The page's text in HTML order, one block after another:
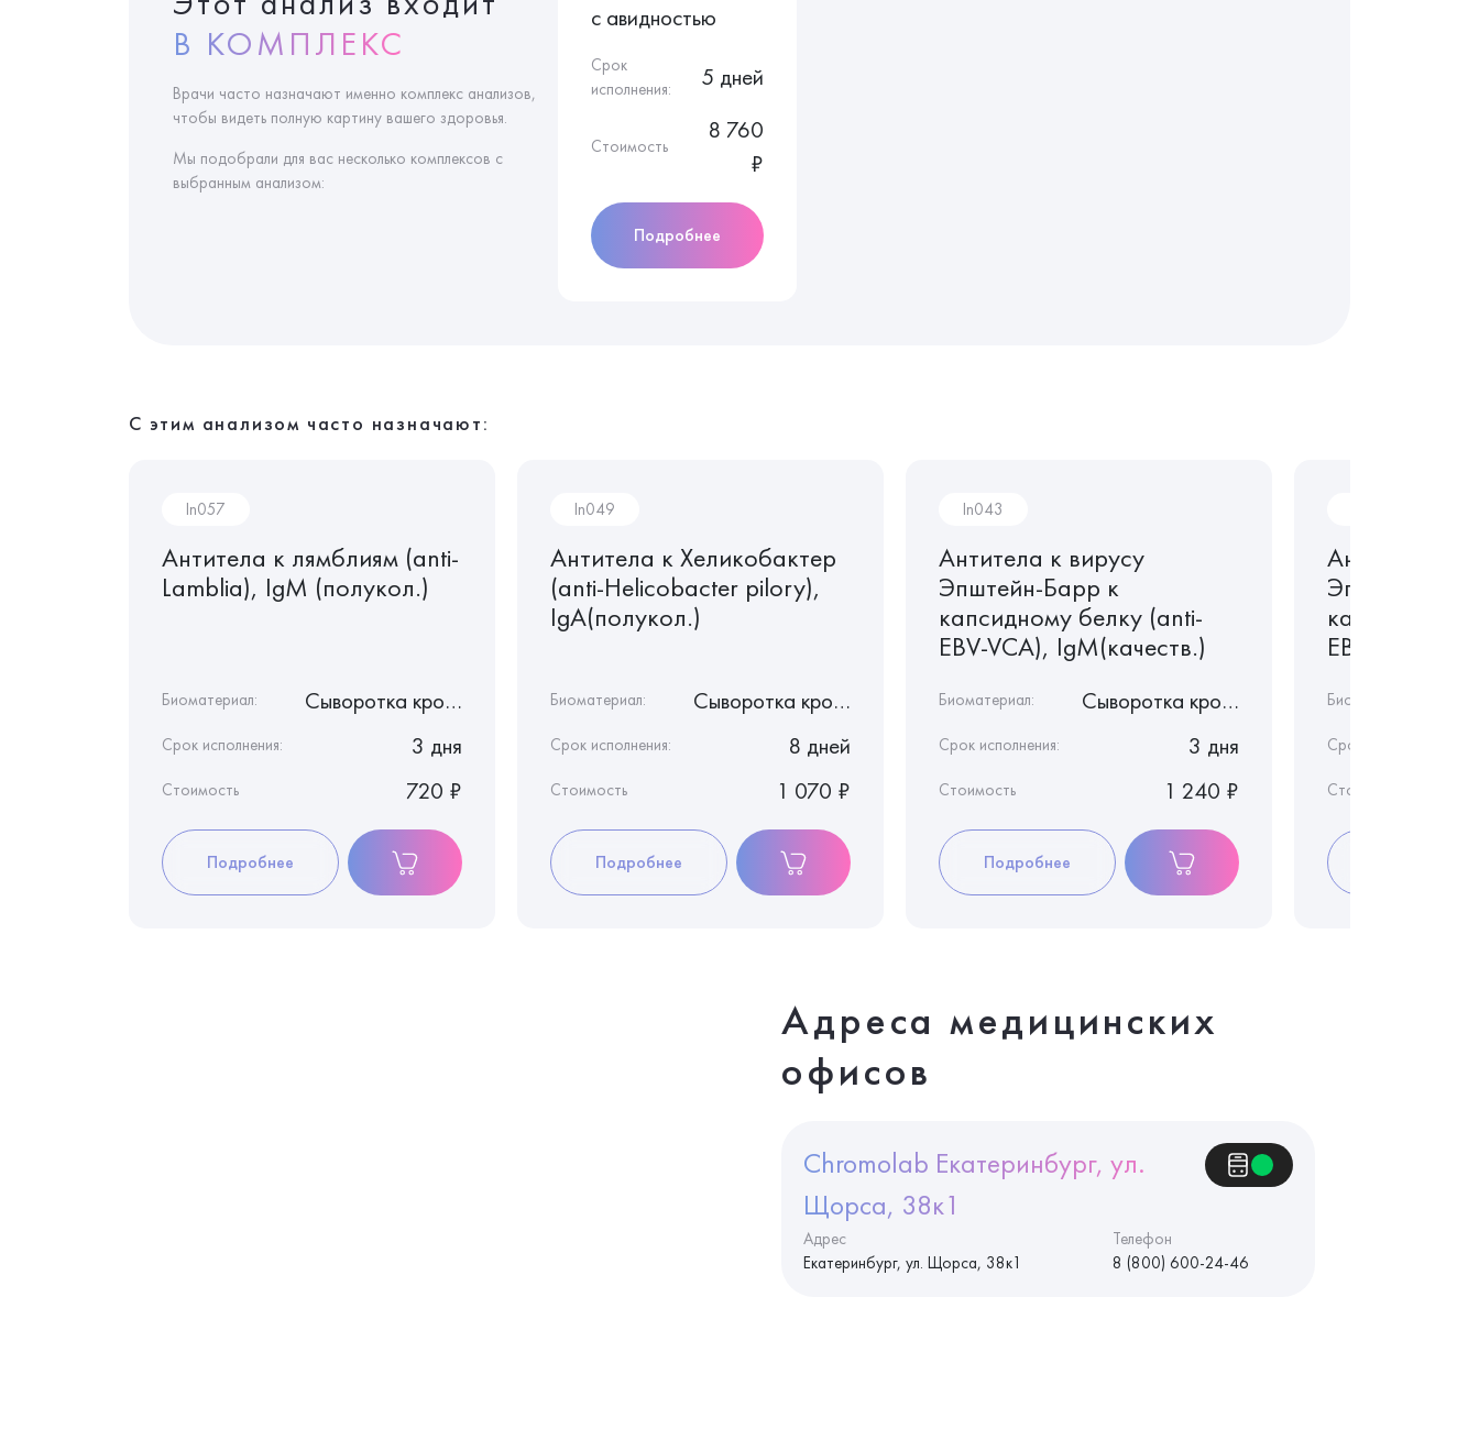
В КОМПЛЕКС
Врачи часто назначают именно комплекс анализов,
чтобы видеть полную картину вашего здоровья.
Мы подобрали для вас несколько комплексов с
выбранным анализом:
с авидностью
Срок
исполнения:
5 дней
Стоимость
8 760
₽
Подробнее
С этим анализом часто назначают:
In057
Антитела к лямблиям (anti-
Lamblia), IgМ (полукол.)
Биоматериал: Сыворотка крови
Срок исполнения: 3 дня
Стоимость 720 ₽
Подробнее
In049
Антитела к Хеликобактер
(anti-Helicobacter pilory),
IgA(полукол.)
Биоматериал: Сыворотка крови
Срок исполнения: 8 дней
Стоимость 1 070 ₽
Подробнее
In043
Антитела к вирусу
Эпштейн-Барр к
капсидному белку (anti-
EBV-VCA), IgM(качеств.)
Биоматериал: Сыворотка крови
Срок исполнения: 3 дня
Стоимость 1 240 ₽
Подробнее
Антитела к
Эпштейн-
капсидному
EBV, VCA),
Биоматериал:
Срок исполнения:
Стоимость
Адреса медицинских
офисов
Chromolab Екатеринбург, ул.
Щорса, 38к1
Адрес
Екатеринбург, ул. Щорса, 38к1
Телефон
8 (800) 600-24-46